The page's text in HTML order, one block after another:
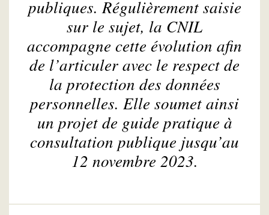
publiques. Régulièrement saisie
sur le sujet, la CNIL
accompagne cette évolution afin
de l’articuler avec le respect de
la protection des données
personnelles. Elle soumet ainsi
un projet de guide pratique à
consultation publique jusqu’au
12 novembre 2023.